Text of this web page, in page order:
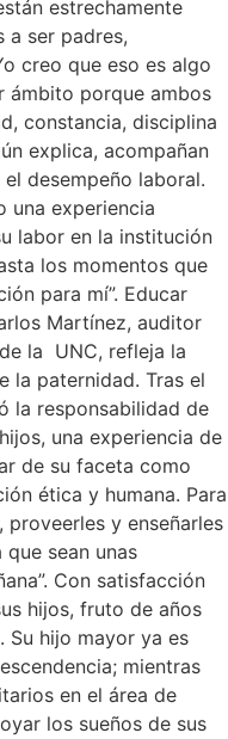
estrechamente
a ser padres,
creo que eso es algo
ámbito porque ambos
constancia, disciplina
explica, acompañan
desempeño laboral.
una experiencia
labor en la institución
los momentos que
para mí”. Educar
Martínez, auditor
la UNC, refleja la
la paternidad. Tras el
la responsabilidad de
una experiencia de
de su faceta como
ética y humana. Para
proveerles y enseñarles
sean unas
Con satisfacción
hijos, fruto de años
Su hijo mayor ya es
mientras
en el área de
los sueños de sus